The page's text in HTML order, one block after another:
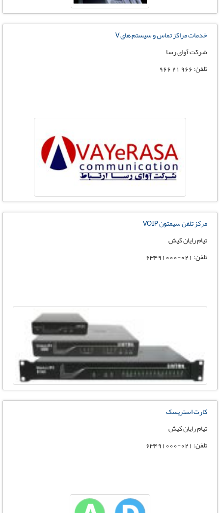
خدمات مراکز تماس و سیستم های V
شرکت آوای رسا
تلفن: 966 21 966
مرکز تلفن سیمتون VOIP
تیام رایان کیش
تلفن: 021-63491000
کارت استریسک
تیام رایان کیش
تلفن: 021-63491000